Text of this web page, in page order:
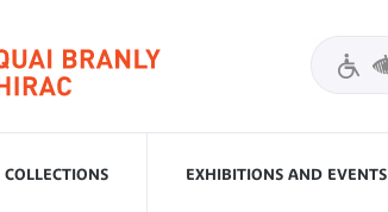
COLLECTIONS EXHIBITIONS AND EVENTS